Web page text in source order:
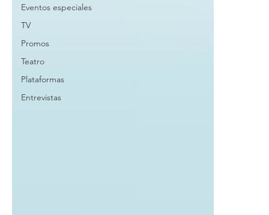
Eventos especiales
TV
Promos
Teatro
Plataformas
Entrevistas